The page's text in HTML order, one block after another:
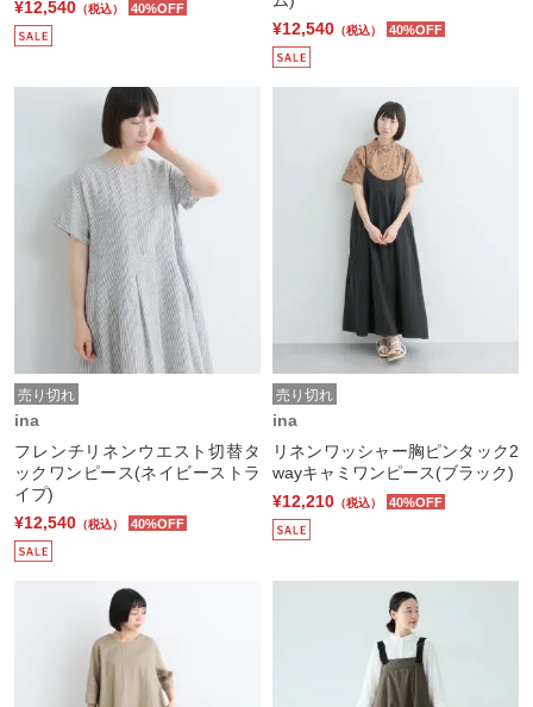
¥12,540 （税込） 40%OFF
¥12,540 （税込） 40%OFF
売り切れ
ina
フレンチリネンウエスト切替タ
ックワンピース(ネイビーストラ
イプ)
¥12,540 （税込） 40%OFF
売り切れ
ina
リネンワッシャー胸ピンタック2
wayキャミワンピース(ブラック)
¥12,210 （税込） 40%OFF